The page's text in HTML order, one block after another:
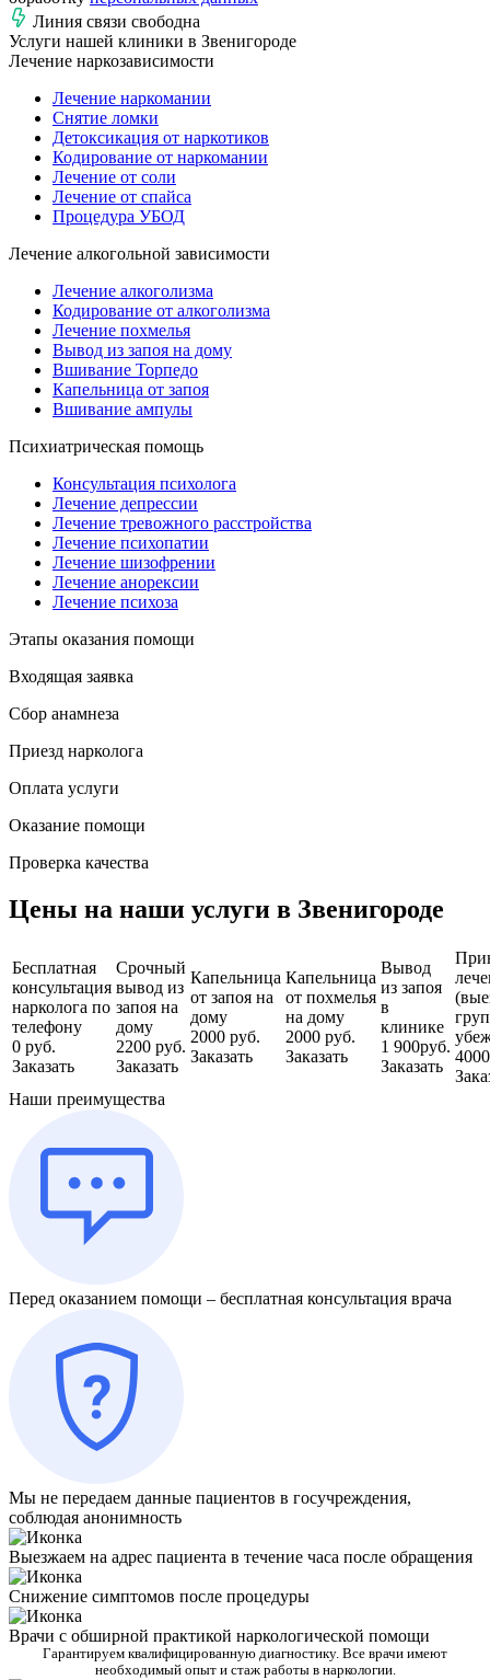
Линия связи свободна
Услуги нашей клиники в Звенигороде
Лечение наркозависимости
Лечение наркомании
Снятие ломки
Детоксикация от наркотиков
Кодирование от наркомании
Лечение от соли
Лечение от спайса
Процедура УБОД
Лечение алкогольной зависимости
Лечение алкоголизма
Кодирование от алкоголизма
Лечение похмелья
Вывод из запоя на дому
Вшивание Торпедо
Капельница от запоя
Вшивание ампулы
Психиатрическая помощь
Консультация психолога
Лечение депрессии
Лечение тревожного расстройства
Лечение психопатии
Лечение шизофрении
Лечение анорексии
Лечение психоза
Этапы оказания помощи
Входящая заявка
Сбор анамнеза
Приезд нарколога
Оплата услуги
Оказание помощи
Проверка качества
Цены на наши услуги в Звенигороде
Бесплатная
консультация
нарколога по
телефону
0 руб.
Заказать
Срочный
вывод из
запоя на
дому
2200 руб.
Заказать
Капельница
от запоя на
дому
2000 руб.
Заказать
Капельница
от похмелья
на дому
2000 руб.
Заказать
Вывод
из запоя
в
клинике
1 900руб.
Заказать
Наши преимущества
Перед оказанием помощи – бесплатная консультация врача
Мы не передаем данные пациентов в госучреждения,
соблюдая анонимность
Выезжаем на адрес пациента в течение часа после обращения
Снижение симптомов после процедуры
Врачи с обширной практикой наркологической помощи
Гарантируем квалифицированную диагностику. Все врачи имеют
необходимый опыт и стаж работы в наркологии.